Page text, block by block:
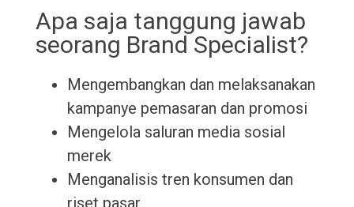
Apa saja tanggung jawab
seorang Brand Specialist?
Mengembangkan dan melaksanakan
kampanye pemasaran dan promosi
Mengelola saluran media sosial
merek
Menganalisis tren konsumen dan
riset pasar